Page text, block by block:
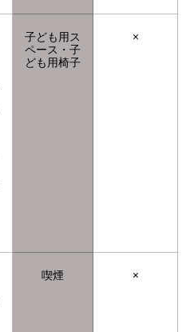
子ども用ス
ペース・子
ども用椅子
×
喫煙 ×